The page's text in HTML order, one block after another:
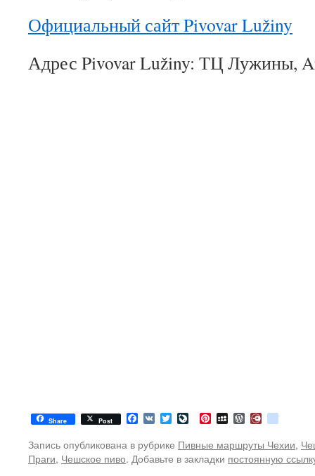
Официальный сайт Pivovar Lužiny
Адрес Pivovar Lužiny: ТЦ Лужины,
Share Post Facebook
VK TwitterLiveJournal
PinterestMySpaceWordPress
Diary.Ru
Запись опубликована в рубрике Пивные маршруты Чехии,
Праги, Чешское пиво. Добавьте в закладки постоянную